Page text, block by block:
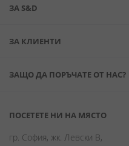
ЗА S&D
ЗА КЛИЕНТИ
ЗАЩО ДА ПОРЪЧАТЕ ОТ НАС?
ПОСЕТЕТЕ НИ НА МЯСТО
гр. София, жк. Левски В,